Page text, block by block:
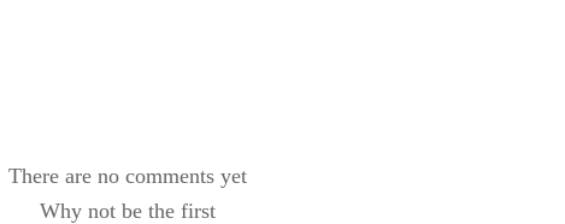
There are no comments yet
Why not be the first